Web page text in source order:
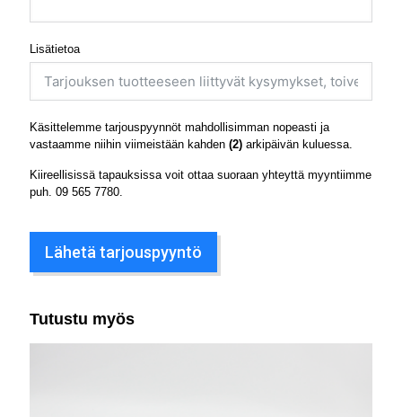
Lisätietoa
Käsittelemme tarjouspyynnöt mahdollisimman nopeasti ja
vastaamme niihin viimeistään kahden (2) arkipäivän kuluessa.
Kiireellisissä tapauksissa voit ottaa suoraan yhteyttä myyntiimme
puh. 09 565 7780
Lähetä tarjouspyyntö
Tutustu myös